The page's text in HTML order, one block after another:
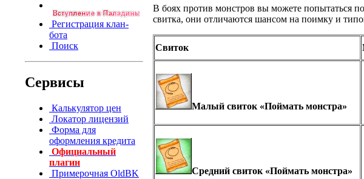
Регистрация клан-
бота
Поиск
Сервисы
Калькулятор цен
Локатор лицензий
Форма для
оформления кредита
Официальный
плагин
Примерочная OldBK
В боях против монстров вы можете попытаться
свитка, они отличаются шансом на поимку и
Свиток
Малый свиток «Поймать монстра»
Средний свиток «Поймать монстра»